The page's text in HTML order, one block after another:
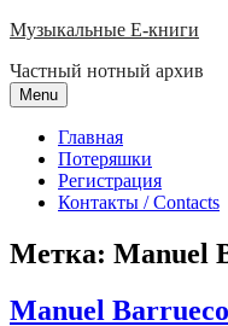
Skip
content
Музыкальные E-книги
Частный нотный архив
Menu
Главная
Потеряшки
Регистрация
Контакты / Contacts
Метка: Manuel
Manuel